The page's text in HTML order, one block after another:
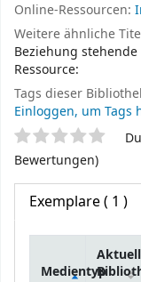
Online-Ressourcen:
Weitere ähnliche
Beziehung stehende
Ressource:
Tags dieser
Einloggen, um Tags
Bewertungen)
Exemplare( 1 )
Medientyp